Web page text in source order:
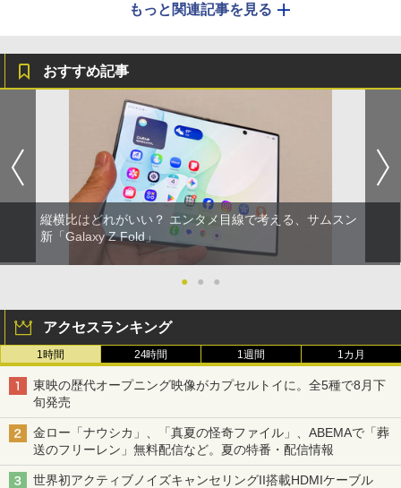
もっと関連記事を見る
おすすめ記事
縦横比はどれがいい？ エンタメ目線で考える、サムスン
新「Galaxy Z Fold」
● ● ●
アクセスランキング
1時間 24時間 1週間 1カ月
東映の歴代オープニング映像がカプセルトイに。全5種で8月下
旬発売
金ロー「ナウシカ」、「真夏の怪奇ファイル」、ABEMAで「葬
送のフリーレン」無料配信など。夏の特番・配信情報
世界初アクティブノイズキャンセリングII搭載HDMIケーブル